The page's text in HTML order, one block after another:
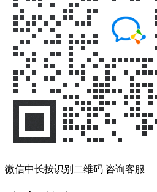
微信中长按识别二维码 咨询客服